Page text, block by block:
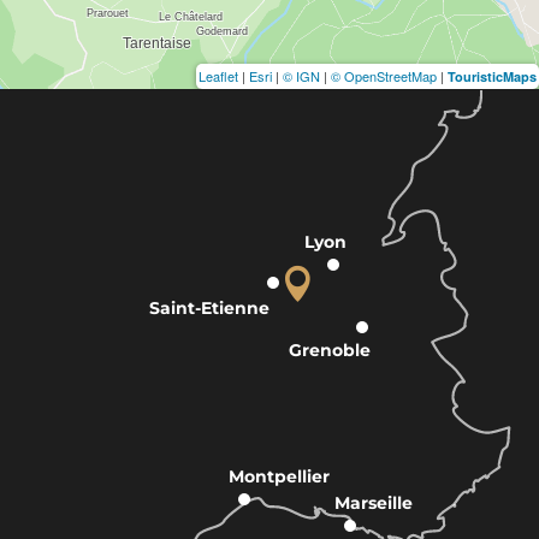
Leaflet | Esri | © IGN | © OpenStreetMap | TouristicMaps
Lyon
Grenoble
Marseille
Montpellier
Saint-Etienne